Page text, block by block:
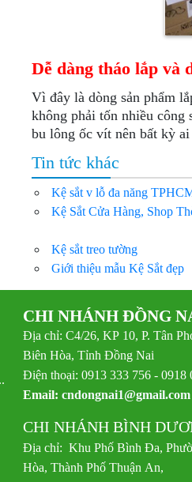
Dễ dàng tháo lắp và
Vì đây là dòng sản phẩm
không phải tốn nhiều công
bu lông ốc vít nên bất kỳ
Tin tức khác
Kệ sắt v lỗ đa năng
Kệ Sắt Cửa Hàng, Shop
Kệ sắt treo tường
Giới thiệu mẫu Kệ Sắt đẹp
CHI NHÁNH ĐỒNG
Địa chỉ: C4/26, KP 10, P. Tân
Biên Hòa, Tỉnh Đồng Nai
Điện thoại: 0913 333 756 - 0918
Email: cndongnai1@gmail.com
CHI NHÁNH BÌNH
Địa chỉ: Khu Phố Bình Đa,
Hòa, Thành Phố Thuận An,